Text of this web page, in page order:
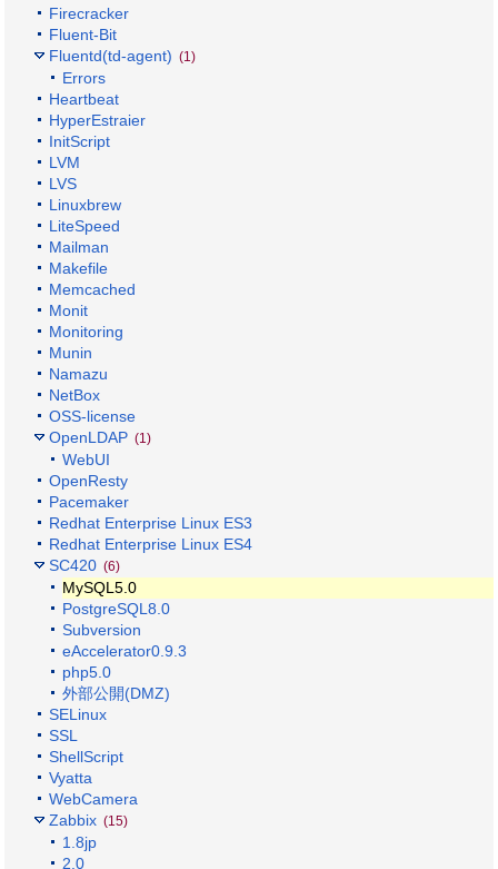
Firecracker
Fluent-Bit
Fluentd(td-agent) (1)
Errors
Heartbeat
HyperEstraier
InitScript
LVM
LVS
Linuxbrew
LiteSpeed
Mailman
Makefile
Memcached
Monit
Monitoring
Munin
Namazu
NetBox
OSS-license
OpenLDAP (1)
WebUI
OpenResty
Pacemaker
Redhat Enterprise Linux ES3
Redhat Enterprise Linux ES4
SC420 (6)
MySQL5.0
PostgreSQL8.0
Subversion
eAccelerator0.9.3
php5.0
外部公開(DMZ)
SELinux
SSL
ShellScript
Vyatta
WebCamera
Zabbix (15)
1.8jp
2.0